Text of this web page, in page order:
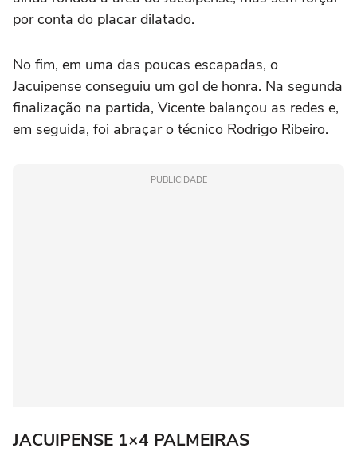
por conta do placar dilatado.
No fim, em uma das poucas escapadas, o
Jacuipense conseguiu um gol de honra. Na segunda
finalização na partida, Vicente balançou as redes e,
em seguida, foi abraçar o técnico Rodrigo Ribeiro.
PUBLICIDADE
JACUIPENSE 1×4 PALMEIRAS